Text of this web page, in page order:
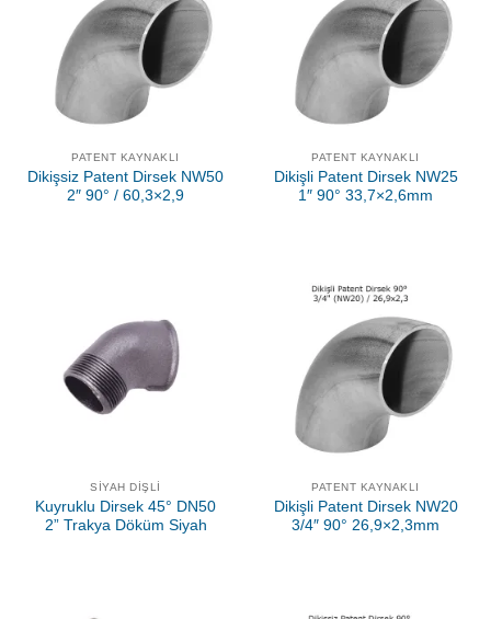
PATENT KAYNAKLI
Dikişsiz Patent Dirsek NW50
2″ 90° / 60,3×2,9
PATENT KAYNAKLI
Dikişli Patent Dirsek NW25
1″ 90° 33,7×2,6mm
SIYAH DIŞLI
Kuyruklu Dirsek 45° DN50
2” Trakya Döküm Siyah
PATENT KAYNAKLI
Dikişli Patent Dirsek NW20
3/4″ 90° 26,9×2,3mm